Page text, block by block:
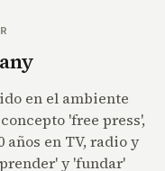
en el ambiente
'free press',
en TV, radio y
y 'fundar'